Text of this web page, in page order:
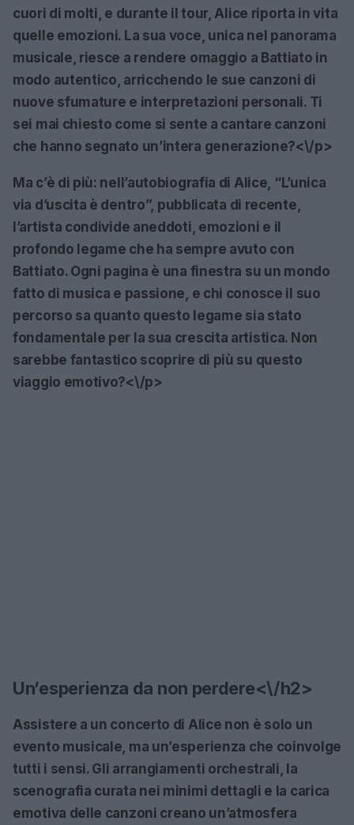
cuori di molti, e durante il tour, Alice riporta in vita
quelle emozioni. La sua voce, unica nel panorama
musicale, riesce a rendere omaggio a Battiato in
modo autentico, arricchendo le sue canzoni di
nuove sfumature e interpretazioni personali. Ti
sei mai chiesto come si sente a cantare canzoni
che hanno segnato un’intera generazione?<\/p>
Ma c’è di più: nell’autobiografia di Alice, “L’unica
via d’uscita è dentro”, pubblicata di recente,
l’artista condivide aneddoti, emozioni e il
profondo legame che ha sempre avuto con
Battiato. Ogni pagina è una finestra su un mondo
fatto di musica e passione, e chi conosce il suo
percorso sa quanto questo legame sia stato
fondamentale per la sua crescita artistica. Non
sarebbe fantastico scoprire di più su questo
viaggio emotivo?<\/p>
Un’esperienza da non perdere<\/h2>
Assistere a un concerto di Alice non è solo un
evento musicale, ma un’esperienza che coinvolge
tutti i sensi. Gli arrangiamenti orchestrali, la
scenografia curata nei minimi dettagli e la carica
emotiva delle canzoni creano un’atmosfera